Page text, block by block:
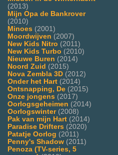
(2013)
Mijn Opa de Bankrover
(2010)
Minoes (2001)
Moordwijven (2007)
New Kids Nitro (2011)
New Kids Turbo (2010)
Nieuwe Buren (2014)
Noord Zuid (2015)
Nova Zembla 3D (2012)
Onder het Hart (2014)
Ontsnapping, De (2015)
Onze jongens (2017)
Oorlogsgeheimen (2014)
Oorlogswinter(2008)
Pak van mijn Hart (2014)
Paradise Drifters (2020)
Patatje Oorlog (2011)
Penny's Shadow (2011)
Penoza (TV-series, 5